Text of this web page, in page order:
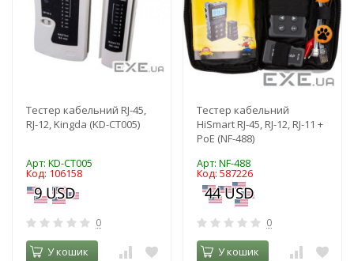
Тестер кабельний RJ-45,
RJ-12, Kingda (KD-CT005)
Арт: KD-CT005
Код: 106158
0
У кошик
Тестер кабельний
HiSmart RJ-45, RJ-12, RJ-11 +
PoE (NF-488)
Арт: NF-488
Код: 587226
0
У кошик